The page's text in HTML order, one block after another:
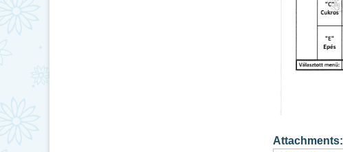
Attachments: